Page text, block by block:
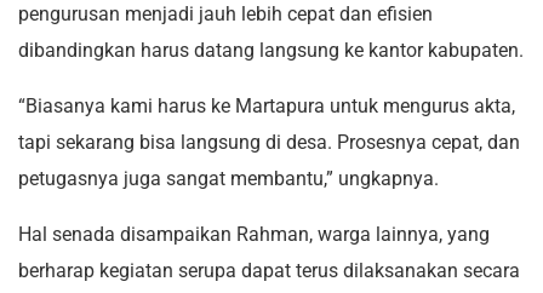
pengurusan menjadi jauh lebih cepat dan efisien
dibandingkan harus datang langsung ke kantor kabupaten.
“Biasanya kami harus ke Martapura untuk mengurus akta,
tapi sekarang bisa langsung di desa. Prosesnya cepat, dan
petugasnya juga sangat membantu,” ungkapnya.
Hal senada disampaikan Rahman, warga lainnya, yang
berharap kegiatan serupa dapat terus dilaksanakan secara